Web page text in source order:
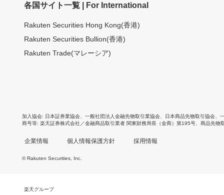
各国サイト一覧 | For International
Rakuten Securities Hong Kong(香港)
Rakuten Securities Bullion(香港)
Rakuten Trade(マレーシア)
加入協会 日本証券業協会 一般社団法人金融先物取引業協会 日本商品先物取引協会
商号等 楽天証券株式会社／金融商品取引業者 関東財務局長（金商）第195号、商品先物
企業情報 個人情報保護方針 採用情報
© Rakuten Securities, Inc.
楽天グループ